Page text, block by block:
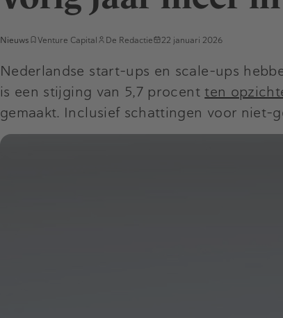
Nieuws Venture Capital De Redactie 22 januari 2026
Nederlandse start-ups en scale-ups
is een stijging van 5,7 procentten
gemaakt. Inclusief schattingen voor